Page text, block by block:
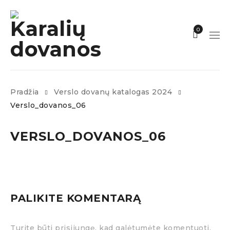
0
Pradžia
Verslo dovanų katalogas 2024
Verslo_dovanos_06
VERSLO_DOVANOS_06
PALIKITE KOMENTARĄ
Turite būti prisijungę, kad galėtumėte komentuoti.